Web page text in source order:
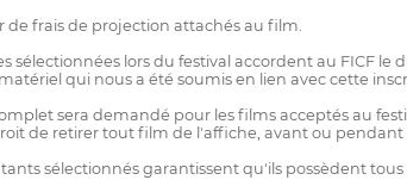
de frais de projection attachés au film.
sélectionnées lors du festival accordent au FICF
qui nous a été soumis en lien avec cette
sera demandé pour les films acceptés au
de retirer tout film de l'affiche, avant ou
sélectionnés garantissent qu'ils possèdent